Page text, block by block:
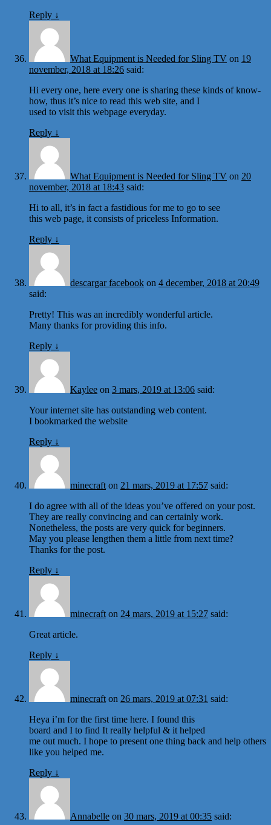
Reply ↓
What Equipment is Needed for Sling TV on 19
november, 2018 at 18:26 said:
Hi every one, here every one is sharing these kinds of know-
how, thus it’s nice to read this web site, and I
used to visit this webpage everyday.
Reply ↓
What Equipment is Needed for Sling TV on 20
november, 2018 at 18:43 said:
Hi to all, it’s in fact a fastidious for me to go to see
this web page, it consists of priceless Information.
Reply ↓
descargar facebook on 4 december, 2018 at 20:49
said:
Pretty! This was an incredibly wonderful article.
Many thanks for providing this info.
Reply ↓
Kaylee on 3 mars, 2019 at 13:06 said:
Your internet site has outstanding web content.
I bookmarked the website
Reply ↓
minecraft on 21 mars, 2019 at 17:57 said:
I do agree with all of the ideas you’ve offered on your post.
They are really convincing and can certainly work.
Nonetheless, the posts are very quick for beginners.
May you please lengthen them a little from next time?
Thanks for the post.
Reply ↓
minecraft on 24 mars, 2019 at 15:27 said:
Great article.
Reply ↓
minecraft on 26 mars, 2019 at 07:31 said:
Heya i’m for the first time here. I found this
board and I to find It really helpful & it helped
me out much. I hope to present one thing back and help others
like you helped me.
Reply ↓
Annabelle on 30 mars, 2019 at 00:35 said: